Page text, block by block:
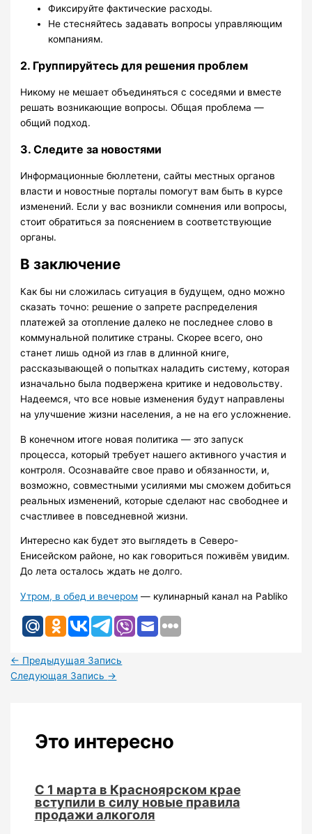
Фиксируйте фактические расходы.
Не стесняйтесь задавать вопросы управляющим
компаниям.
2. Группируйтесь для решения проблем
Никому не мешает объединяться с соседями и вместе
решать возникающие вопросы. Общая проблема —
общий подход.
3. Следите за новостями
Информационные бюллетени, сайты местных органов
власти и новостные порталы помогут вам быть в курсе
изменений. Если у вас возникли сомнения или вопросы,
стоит обратиться за пояснением в соответствующие
органы.
В заключение
Как бы ни сложилась ситуация в будущем, одно можно
сказать точно: решение о запрете распределения
платежей за отопление далеко не последнее слово в
коммунальной политике страны. Скорее всего, оно
станет лишь одной из глав в длинной книге,
рассказывающей о попытках наладить систему, которая
изначально была подвержена критике и недовольству.
Надеемся, что все новые изменения будут направлены
на улучшение жизни населения, а не на его усложнение.
В конечном итоге новая политика — это запуск
процесса, который требует нашего активного участия и
контроля. Осознавайте свое право и обязанности, и,
возможно, совместными усилиями мы сможем добиться
реальных изменений, которые сделают нас свободнее и
счастливее в повседневной жизни.
Интересно как будет это выглядеть в Северо-
Енисейском районе, но как говориться поживём увидим.
До лета осталось ждать не долго.
Утром, в обед и вечером — кулинарный канал на Pabliko
← Предыдущая Запись
Следующая Запись →
Это интересно
С 1 марта в Красноярском крае
вступили в силу новые правила
продажи алкоголя